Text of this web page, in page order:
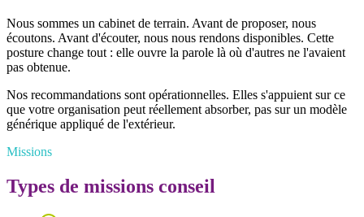
Nous sommes un cabinet de terrain. Avant de proposer, nous
écoutons. Avant d'écouter, nous nous rendons disponibles. Cette
posture change tout : elle ouvre la parole là où d'autres ne l'avaient
pas obtenue.
Nos recommandations sont opérationnelles. Elles s'appuient sur ce
que votre organisation peut réellement absorber, pas sur un modèle
générique appliqué de l'extérieur.
Missions
Types de missions conseil